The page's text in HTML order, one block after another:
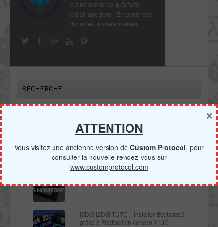
qui ne demande qu'à faire
plaisir aux gens ! Et hacker ses
consoles, accessoirement...
RECHERCHE
[3DS] [2DS] TUTO – Lancer des
[3DS] [2DS] TUTO – Installer Bootstrap9
grâce à Fredtool en version 11.10
ATTENTION
Vous visitez une ancienne version de Custom Protocol, pour
consulter la nouvelle rendez-vous sur
www.customprotocol.com
×